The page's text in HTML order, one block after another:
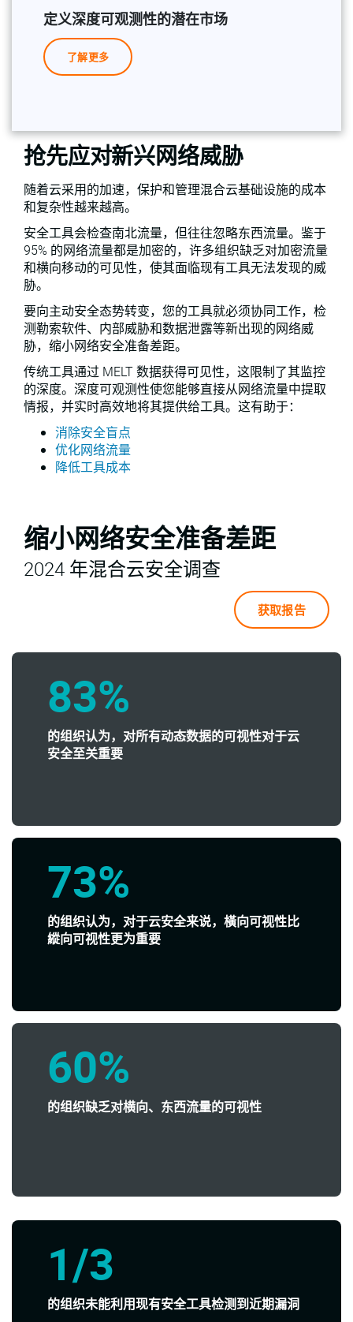
定义深度可观测性的潜在市场
了解更多
抢先应对新兴网络威胁
随着云采用的加速，保护和管理混合云基础设施的成本
和复杂性越来越高。
安全工具会检查南北流量，但往往忽略东西流量。鉴于
95% 的网络流量都是加密的，许多组织缺乏对加密流量
和横向移动的可见性，使其面临现有工具无法发现的威
胁。
要向主动安全态势转变，您的工具就必须协同工作，检
测勒索软件、内部威胁和数据泄露等新出现的网络威
胁，缩小网络安全准备差距。
传统工具通过 MELT 数据获得可见性，这限制了其监控
的深度。深度可观测性使您能够直接从网络流量中提取
情报，并实时高效地将其提供给工具。这有助于：
消除安全盲点
优化网络流量
降低工具成本
缩小网络安全准备差距
2024 年混合云安全调查
获取报告
83%
的组织认为，对所有动态数据的可视性对于云
安全至关重要
73%
的组织认为，对于云安全来说，橫向可视性比
縱向可视性更为重要
60%
的组织缺乏对横向、东西流量的可视性
1/3
的组织未能利用现有安全工具检测到近期漏洞